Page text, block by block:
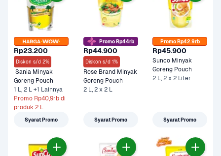
Rp23.200
Diskon s/d 2%
Sania Minyak
1 L, 2 L +1 Lainnya
Promo Rp40,9rb di
produk 2 L
Syarat Promo
Promo Rp44rb
Rp44.900
Diskon s/d 1%
Rose Brand Minyak
Goreng Pouch
2 L, 2 x 2 L
Syarat Promo
Promo Rp42.9rb
Rp45.900
Sunco Minyak
Goreng Pouch
2 L, 2 x 2 Liter
Syarat Promo